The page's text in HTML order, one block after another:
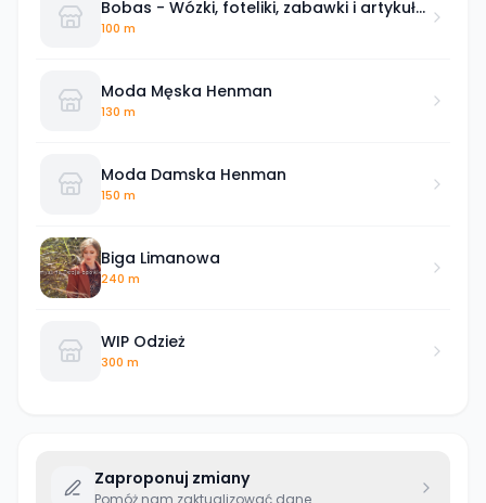
Bobas - Wózki, foteliki, zabawki i artykuły
dziecięce
100 m
Moda Męska Henman
130 m
Moda Damska Henman
150 m
Biga Limanowa
240 m
WIP Odzież
300 m
Zaproponuj zmiany
Pomóż nam zaktualizować dane